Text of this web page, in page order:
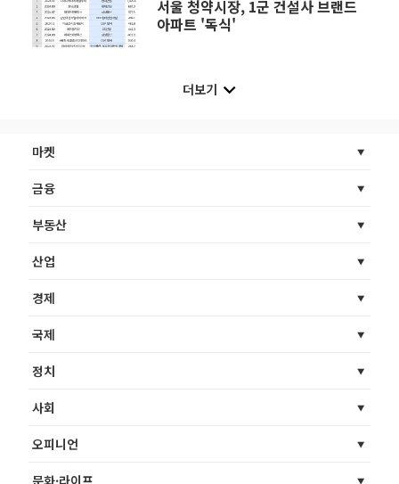
서울 청약시장, 1군 건설사 브랜드
아파트 '독식'
더보기
마켓
금융
부동산
산업
경제
국제
정치
사회
오피니언
문화·라이프